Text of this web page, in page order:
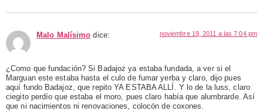
Malo Malísimo dice: noviembre 19, 2011 a las 7:04 pm
¿Como que fundación? Si Badajoz ya estaba fundada, a ver si el
Marguan este estaba hasta el culo de fumar yerba y claro, dijo pues
aquí fundo Badajoz, que repito YA ESTABA ALLÍ. Y lo de la luss, claro
ciegito perdío que estaba el moro, pues claro había que alumbrarde. Así
que ni nacimientos ni renovaciones, colocón de coxones.